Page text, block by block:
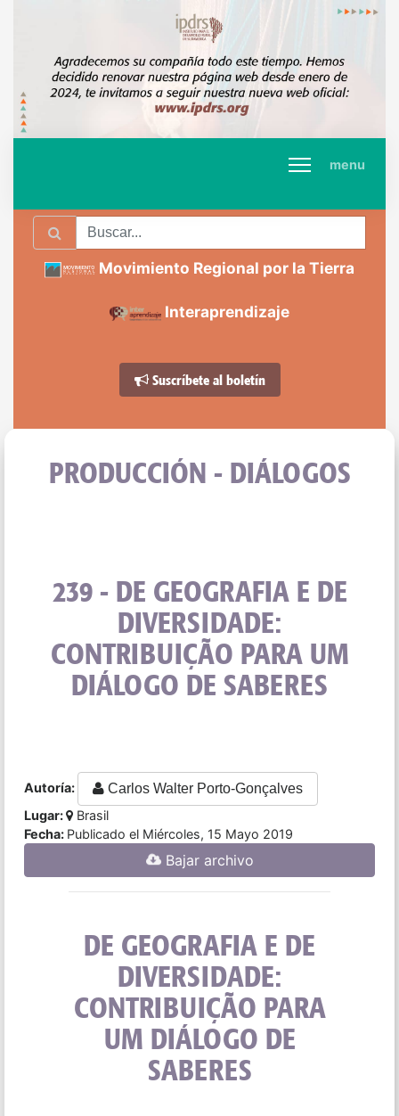
menu
Movimiento Regional por la Tierra
Interaprendizaje
Suscríbete al boletín
PRODUCCIÓN - DIÁLOGOS
239 - DE GEOGRAFIA E DE
DIVERSIDADE:
CONTRIBUIÇÃO PARA UM
DIÁLOGO DE SABERES
Autoría:
Carlos Walter Porto-Gonçalves
Lugar:
Brasil
Fecha: Publicado el Miércoles, 15 Mayo 2019
Bajar archivo
DE GEOGRAFIA E DE
DIVERSIDADE:
CONTRIBUIÇÃO PARA
UM DIÁLOGO DE
SABERES